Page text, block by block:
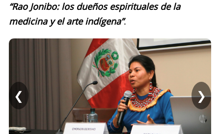
“Rao Jonibo: los dueños espirituales de la
medicina y el arte indígena”.
❮ ❯